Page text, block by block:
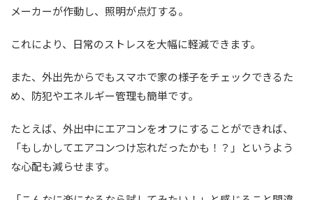
メーカーが作動し、照明が点灯する。
これにより、日常のストレスを大幅に軽減できます。
また、外出先からでもスマホで家の様子をチェックできるた
め、防犯やエネルギー管理も簡単です。
たとえば、外出中にエアコンをオフにすることができれば、
「もしかしてエアコンつけ忘れだったかも！？」というよう
な心配も減らせます。